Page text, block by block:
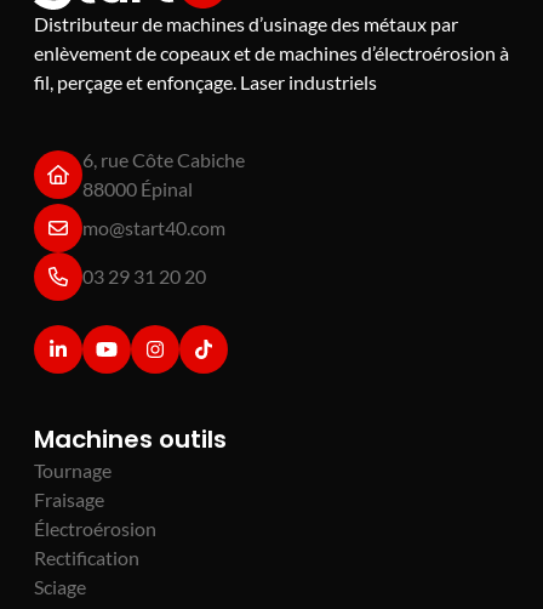
Distributeur de machines d’usinage des métaux par
enlèvement de copeaux et de machines d’électroérosion à
fil, perçage et enfonçage. Laser industriels
6, rue Côte Cabiche
88000 Épinal
mo@start40.com
03 29 31 20 20
Machines outils
Tournage
Fraisage
Électroérosion
Rectification
Sciage